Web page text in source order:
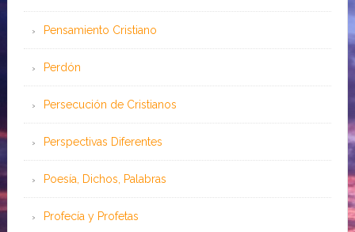
Pensamiento Cristiano
Perdón
Persecución de Cristianos
Perspectivas Diferentes
Poesía, Dichos, Palabras
Profecía y Profetas